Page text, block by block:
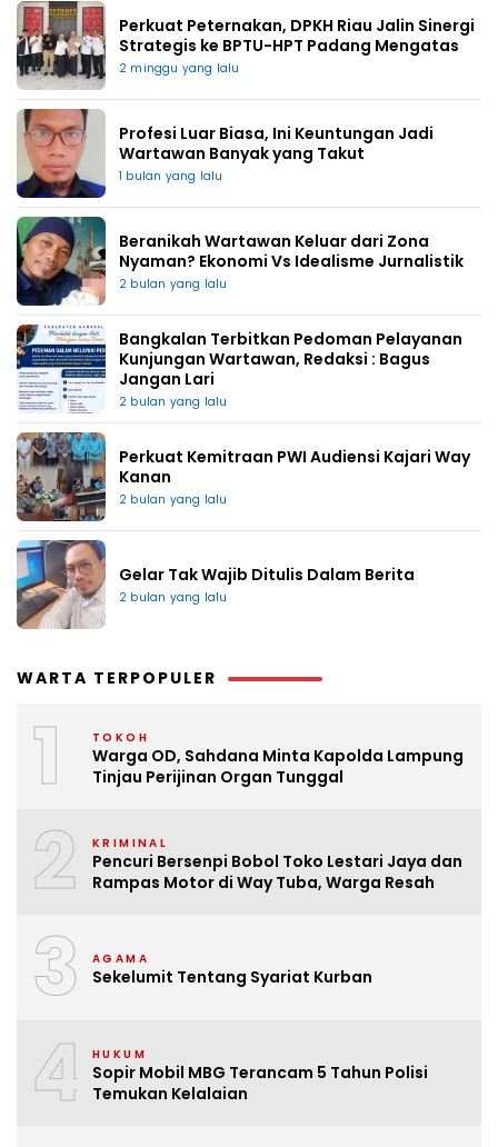
Perkuat Peternakan, DPKH Riau Jalin Sinergi
Strategis ke BPTU-HPT Padang Mengatas
2 minggu yang lalu
Profesi Luar Biasa, Ini Keuntungan Jadi
Wartawan Banyak yang Takut
1 bulan yang lalu
Beranikah Wartawan Keluar dari Zona
Nyaman? Ekonomi Vs Idealisme Jurnalistik
2 bulan yang lalu
Bangkalan Terbitkan Pedoman Pelayanan
Kunjungan Wartawan, Redaksi : Bagus
Jangan Lari
2 bulan yang lalu
Perkuat Kemitraan PWI Audiensi Kajari Way
Kanan
2 bulan yang lalu
Gelar Tak Wajib Ditulis Dalam Berita
2 bulan yang lalu
WARTA TERPOPULER
1 TOKOH
Warga OD, Sahdana Minta Kapolda Lampung
Tinjau Perijinan Organ Tunggal
2 KRIMINAL
Pencuri Bersenpi Bobol Toko Lestari Jaya dan
Rampas Motor di Way Tuba, Warga Resah
3 AGAMA
Sekelumit Tentang Syariat Kurban
4 HUKUM
Sopir Mobil MBG Terancam 5 Tahun Polisi
Temukan Kelalaian